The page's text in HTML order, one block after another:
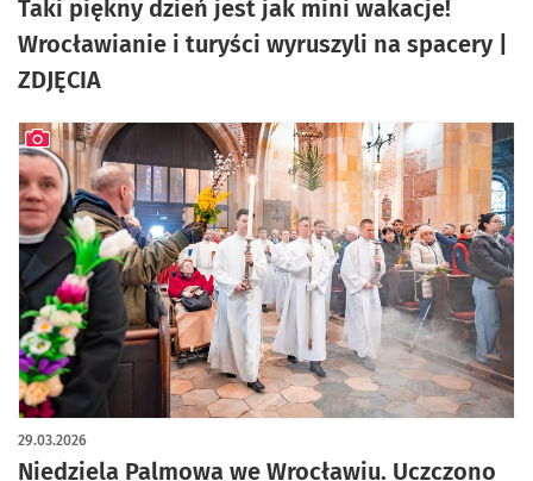
Taki piękny dzień jest jak mini wakacje!
Wrocławianie i turyści wyruszyli na spacery |
ZDJĘCIA
Niedziela Palmowa we Wrocławiu. Uczczono
29.03.2026
artykuł z galerią zdjęć